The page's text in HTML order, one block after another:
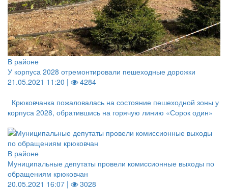
В районе
У корпуса 2028 отремонтировали пешеходные дорожки
21.05.2021 11:20 |
4284
Крюковчанка пожаловалась на состояние пешеходной зоны у
корпуса 2028, обратившись на горячую линию «Сорок один»
В районе
Муниципальные депутаты провели комиссионные выходы по
обращениям крюковчан
20.05.2021 16:07 |
3028